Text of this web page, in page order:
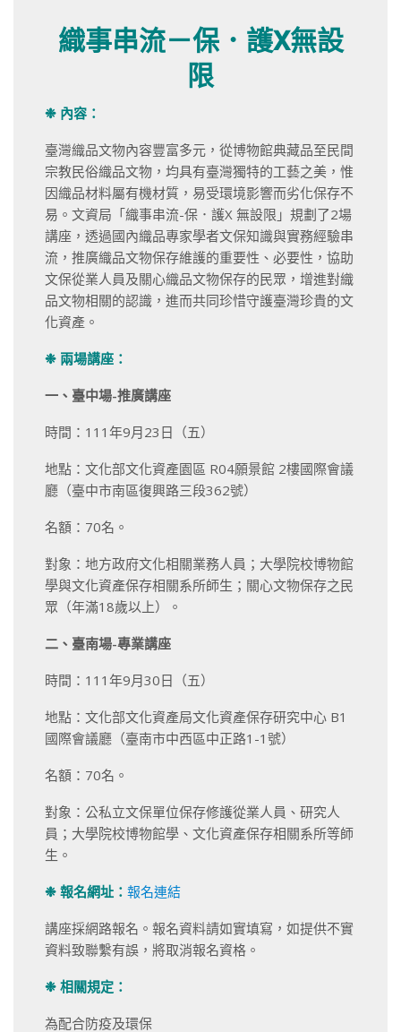
織事串流－保．護X無設
限
❉ 內容：
臺灣織品文物內容豐富多元，從博物館典藏品至民間
宗教民俗織品文物，均具有臺灣獨特的工藝之美，惟
因織品材料屬有機材質，易受環境影響而劣化保存不
易。文資局「織事串流-保．護X 無設限」規劃了2場
講座，透過國內織品專家學者文保知識與實務經驗串
流，推廣織品文物保存維護的重要性、必要性，協助
文保從業人員及關心織品文物保存的民眾，增進對織
品文物相關的認識，進而共同珍惜守護臺灣珍貴的文
化資產。
❉ 兩場講座：
一、臺中場-推廣講座
時間：111年9月23日（五）
地點：文化部文化資產園區 R04願景館 2樓國際會議
廳（臺中市南區復興路三段362號）
名額：70名。
對象：地方政府文化相關業務人員；大學院校博物館
學與文化資產保存相關系所師生；關心文物保存之民
眾（年滿18歲以上）。
二、臺南場-專業講座
時間：111年9月30日（五）
地點：文化部文化資產局文化資產保存研究中心 B1
國際會議廳（臺南市中西區中正路1-1號）
名額：70名。
對象：公私立文保單位保存修護從業人員、研究人
員；大學院校博物館學、文化資產保存相關系所等師
生。
❉ 報名網址： 報名連結
講座採網路報名。報名資料請如實填寫，如提供不實
資料致聯繫有誤，將取消報名資格。
❉ 相關規定：
為配合防疫及環保